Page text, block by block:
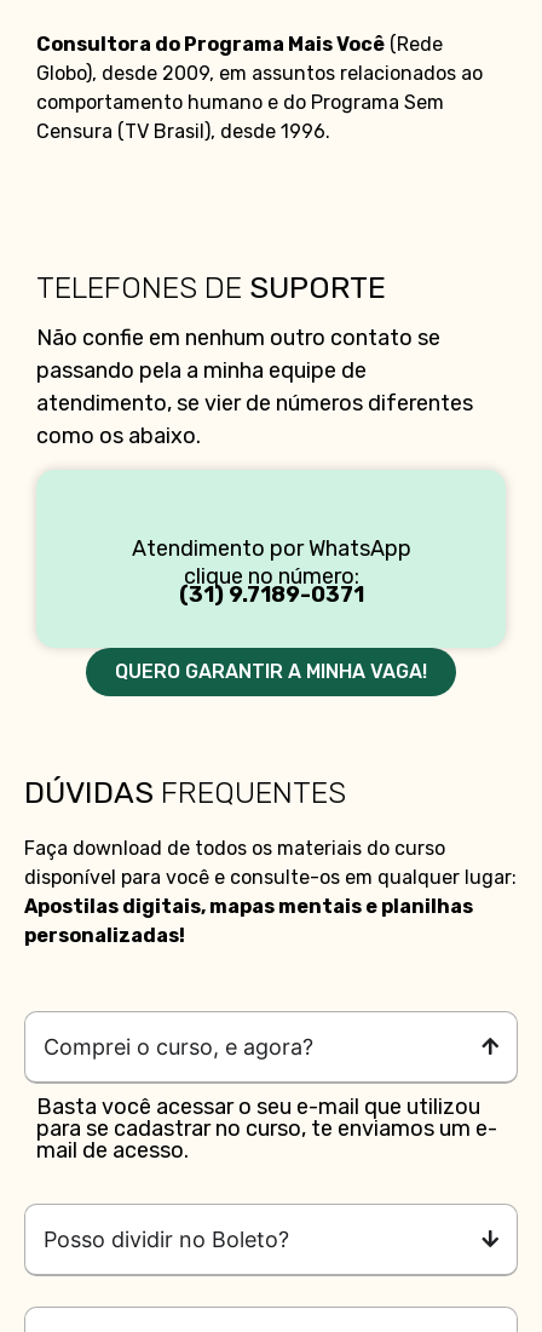
Consultora do Programa Mais Você (Rede
Globo), desde 2009, em assuntos relacionados ao
comportamento humano e do Programa Sem
Censura (TV Brasil), desde 1996.
TELEFONES DE SUPORTE
Não confie em nenhum outro contato se
passando pela a minha equipe de
atendimento, se vier de números diferentes
como os abaixo.
Atendimento por WhatsApp
clique no número:
(31) 9.7189-0371
QUERO GARANTIR A MINHA VAGA!
DÚVIDAS FREQUENTES
Faça download de todos os materiais do curso
disponível para você e consulte-os em qualquer lugar:
Apostilas digitais, mapas mentais e planilhas
personalizadas!
Comprei o curso, e agora?
Basta você acessar o seu e-mail que utilizou
para se cadastrar no curso, te enviamos um e-
mail de acesso.
Posso dividir no Boleto?